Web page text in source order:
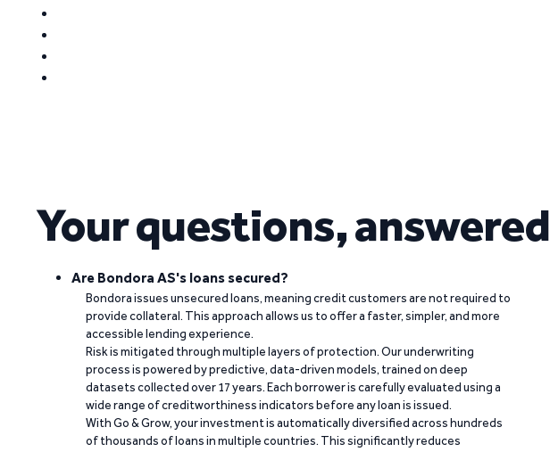
Your questions, answered
Are Bondora AS's loans secured?
Bondora issues unsecured loans, meaning credit customers are not required to
provide collateral. This approach allows us to offer a faster, simpler, and more
accessible lending experience.
Risk is mitigated through multiple layers of protection. Our underwriting
process is powered by predictive, data-driven models, trained on deep
datasets collected over 17 years. Each borrower is carefully evaluated using a
wide range of creditworthiness indicators before any loan is issued.
With Go & Grow, your investment is automatically diversified across hundreds
of thousands of loans in multiple countries. This significantly reduces